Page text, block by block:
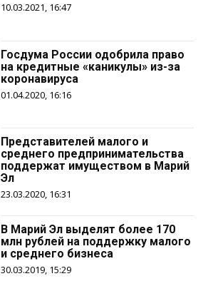
10.03.2021, 16:47
Госдума России одобрила право
на кредитные «каникулы» из-за
коронавируса
01.04.2020, 16:16
Представителей малого и
среднего предпринимательства
поддержат имуществом в Марий
Эл
23.03.2020, 16:31
В Марий Эл выделят более 170
млн рублей на поддержку малого
и среднего бизнеса
30.03.2019, 15:29